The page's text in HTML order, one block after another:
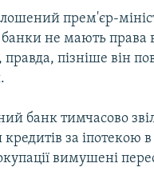
прем'єр-
банки не мають
правда, пізніше він
банк тимчасово
за іпотекою
вимушені